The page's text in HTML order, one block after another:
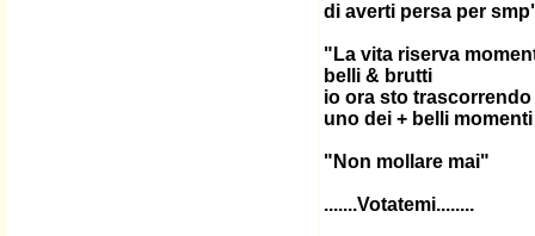
di averti persa per
"La vita riserva
belli & brutti
io ora sto trascorrendo
uno dei + belli
"Non mollare mai"
.......Votatemi........